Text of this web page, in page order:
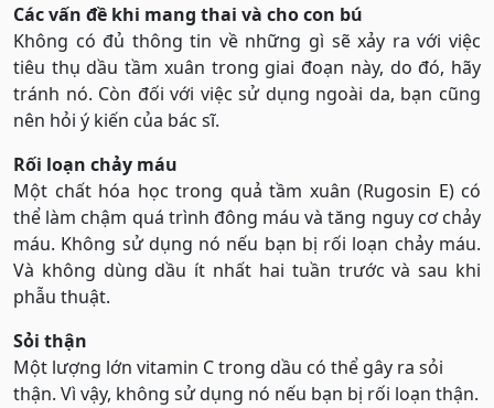
Các vấn đề khi mang thai và cho con bú
Không có đủ thông tin về những gì sẽ xảy ra với việc
tiêu thụ dầu tầm xuân trong giai đoạn này, do đó, hãy
tránh nó. Còn đối với việc sử dụng ngoài da, bạn cũng
nên hỏi ý kiến của bác sĩ.
Rối loạn chảy máu
Một chất hóa học trong quả tầm xuân (Rugosin E) có
thể làm chậm quá trình đông máu và tăng nguy cơ chảy
máu. Không sử dụng nó nếu bạn bị rối loạn chảy máu.
Và không dùng dầu ít nhất hai tuần trước và sau khi
phẫu thuật.
Sỏi thận
Một lượng lớn vitamin C trong dầu có thể gây ra sỏi
thận. Vì vậy, không sử dụng nó nếu bạn bị rối loạn thận.